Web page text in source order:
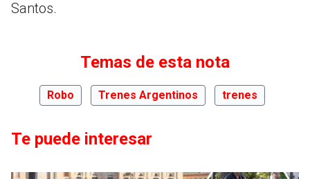
Santos.
Temas de esta nota
Robo Trenes Argentinos trenes
Te puede interesar